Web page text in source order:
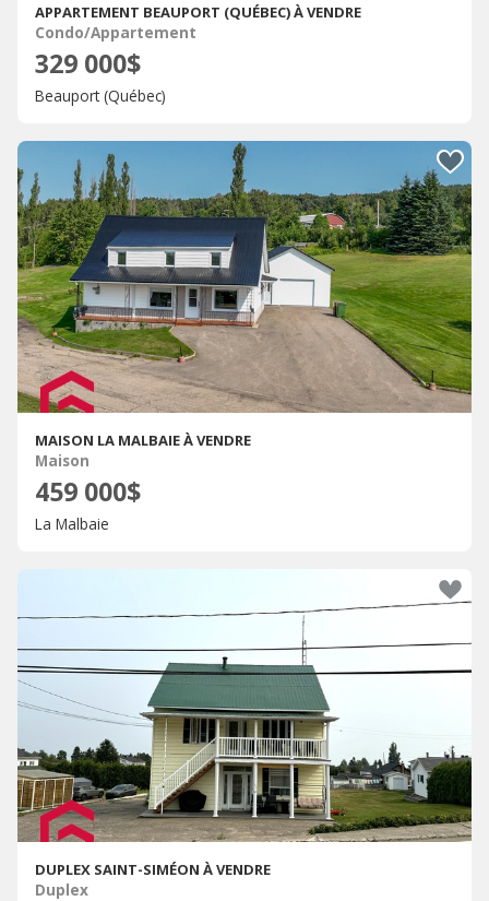
APPARTEMENT BEAUPORT (QUÉBEC) À VENDRE
Condo/Appartement
329 000$
Beauport (Québec)
MAISON LA MALBAIE À VENDRE
Maison
459 000$
La Malbaie
DUPLEX SAINT-SIMÉON À VENDRE
Duplex